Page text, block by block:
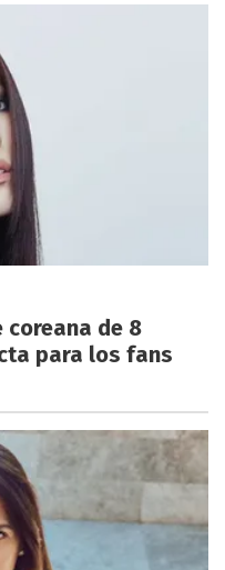
coreana de 8
para los fans